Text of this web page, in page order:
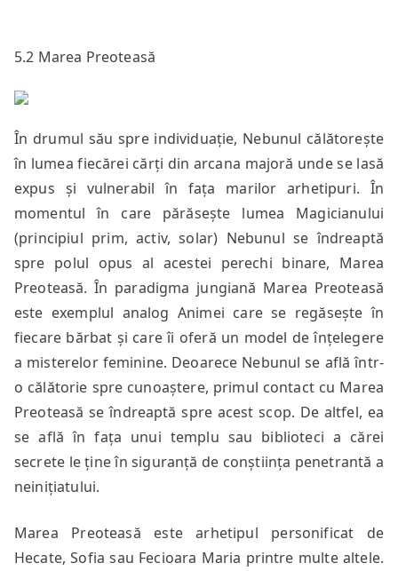
5.2 Marea Preoteasă
În drumul său spre individuație, Nebunul călătorește
în lumea fiecărei cărți din arcana majoră unde se lasă
expus și vulnerabil în fața marilor arhetipuri. În
momentul în care părăsește lumea Magicianului
(principiul prim, activ, solar) Nebunul se îndreaptă
spre polul opus al acestei perechi binare, Marea
Preoteasă. În paradigma jungiană Marea Preoteasă
este exemplul analog Animei care se regăsește în
fiecare bărbat și care îi oferă un model de înțelegere
a misterelor feminine. Deoarece Nebunul se află într-
o călătorie spre cunoaștere, primul contact cu Marea
Preoteasă se îndreaptă spre acest scop. De altfel, ea
se află în fața unui templu sau biblioteci a cărei
secrete le ține în siguranță de conștiința penetrantă a
neinițiatului.
Marea Preoteasă este arhetipul personificat de
Hecate, Sofia sau Fecioara Maria printre multe altele.